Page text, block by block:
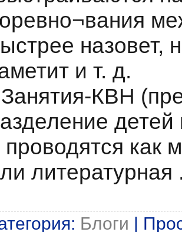
назовет,
и т. д.
Занятия-КВН
проводятся как
литературная
Блоги |